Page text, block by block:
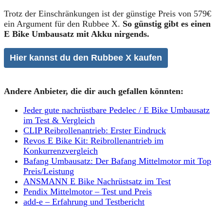
Trotz der Einschränkungen ist der günstige Preis von 579€
ein Argument für den Rubbee X. So günstig gibt es einen
E Bike Umbausatz mit Akku nirgends.
Hier kannst du den Rubbee X kaufen
Andere Anbieter, die dir auch gefallen könnten:
Jeder gute nachrüstbare Pedelec / E Bike Umbausatz
im Test & Vergleich
CLIP Reibrollenantrieb: Erster Eindruck
Revos E Bike Kit: Reibrollenantrieb im
Konkurrenzvergleich
Bafang Umbausatz: Der Bafang Mittelmotor mit Top
Preis/Leistung
ANSMANN E Bike Nachrüstsatz im Test
Pendix Mittelmotor – Test und Preis
add-e – Erfahrung und Testbericht